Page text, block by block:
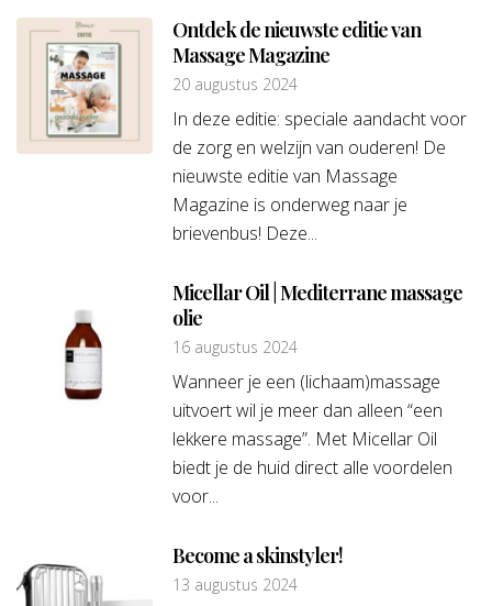
Ontdek de nieuwste editie van
Massage Magazine
20 augustus 2024
In deze editie: speciale aandacht voor
de zorg en welzijn van ouderen! De
nieuwste editie van Massage
Magazine is onderweg naar je
brievenbus! Deze...
Micellar Oil | Mediterrane massage
olie
16 augustus 2024
Wanneer je een (lichaam)massage
uitvoert wil je meer dan alleen “een
lekkere massage”. Met Micellar Oil
biedt je de huid direct alle voordelen
voor...
Become a skinstyler!
13 augustus 2024